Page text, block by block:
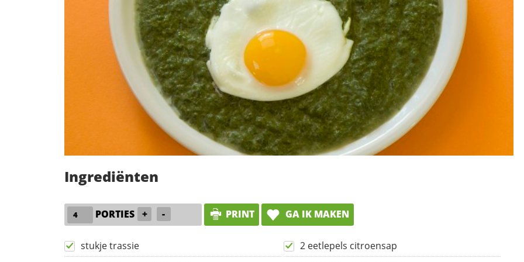
Ingrediënten
PORTIES + - PRINT GA IK MAKEN
stukje trassie
2 eetlepels citroensap